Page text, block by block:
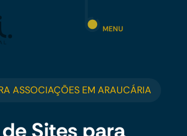
MENU
ASSOCIAÇÕES EM ARAUCÁRIA